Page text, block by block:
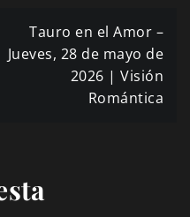
Tauro en el Amor –
Jueves, 28 de mayo de
2026 | Visión
Romántica